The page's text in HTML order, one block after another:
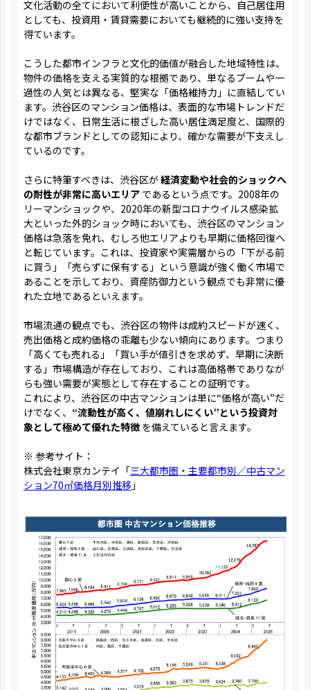
文化活動の全てにおいて利便性が高いことから、自己居住用
としても、投資用・賃貸需要においても継続的に強い支持を
得ています。
こうした都市インフラと文化的価値が融合した地域特性は、
物件の価格を支える実質的な根拠であり、単なるブームや一
過性の人気とは異なる、堅実な「価格維持力」に直結してい
ます。渋谷区のマンション価格は、表面的な市場トレンドだ
けではなく、日常生活に根ざした高い居住満足度と、国際的
な都市ブランドとしての認知により、確かな需要が下支えし
ているのです。
さらに特筆すべきは、渋谷区が経済変動や社会的ショックへ
の耐性が非常に高いエリア であるという点です。2008年の
リーマンショックや、2020年の新型コロナウイルス感染拡
大といった外的ショック時においても、渋谷区のマンション
価格は急落を免れ、むしろ他エリアよりも早期に価格回復へ
と転じています。これは、投資家や実需層からの「下がる前
に買う」「売らずに保有する」という意識が強く働く市場で
あることを示しており、資産防御力という観点でも非常に優
れた立地であるといえます。
市場流通の観点でも、渋谷区の物件は成約スピードが速く、
売出価格と成約価格の乖離も少ない傾向にあります。つまり
「高くても売れる」「買い手が値引きを求めず、早期に決断
する」市場構造が存在しており、これは高価格帯でありなが
らも強い需要が実態として存在することの証明です。
これにより、渋谷区の中古マンションは単に“価格が高い”だ
けでなく、 “流動性が高く、値崩れしにくい”という投資対
象として極めて優れた特徴 を備えていると言えます。
※ 参考サイト：
株式会社東京カンテイ「三大都市圏・主要都市別／中古マン
ション70㎡価格月別推移 」